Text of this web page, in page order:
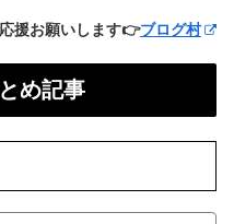
援お願いします👉ブログ村
め記事